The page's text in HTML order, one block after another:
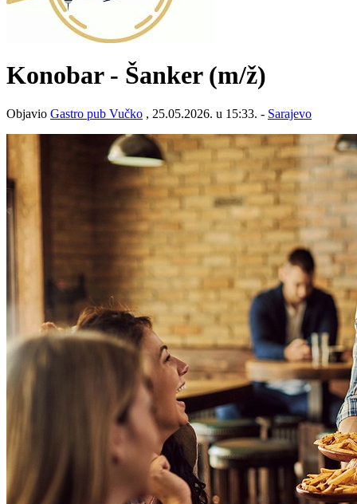
Konobar - Šanker (m/ž)
Objavio Gastro pub Vučko , 25.05.2026. u 15:33. - Sarajevo